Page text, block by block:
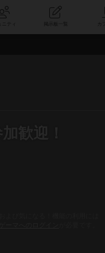
コミュニティ
歓迎！